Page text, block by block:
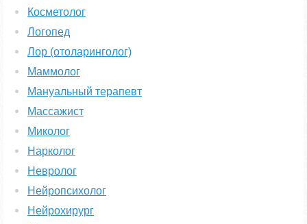
Косметолог
Логопед
Лор (отоларинголог)
Маммолог
Мануальный терапевт
Массажист
Миколог
Нарколог
Невролог
Нейропсихолог
Нейрохирург